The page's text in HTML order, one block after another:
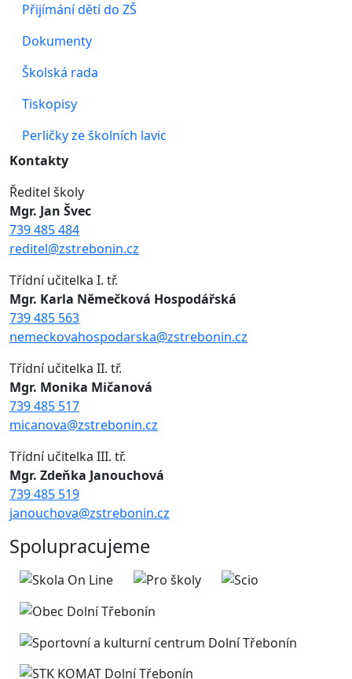
Přijímání dětí do ZŠ
Dokumenty
Školská rada
Tiskopisy
Perličky ze školních lavic
Kontakty
Ředitel školy
Mgr. Jan Švec
739 485 484
reditel@zstrebonin.cz
Třídní učitelka I. tř.
Mgr. Karla Němečková Hospodářská
739 485 563
nemeckovahospodarska@zstrebonin.cz
Třídní učitelka II. tř.
Mgr. Monika Mičanová
739 485 517
micanova@zstrebonin.cz
Třídní učitelka III. tř.
Mgr. Zdeňka Janouchová
739 485 519
janouchova@zstrebonin.cz
Spolupracujeme